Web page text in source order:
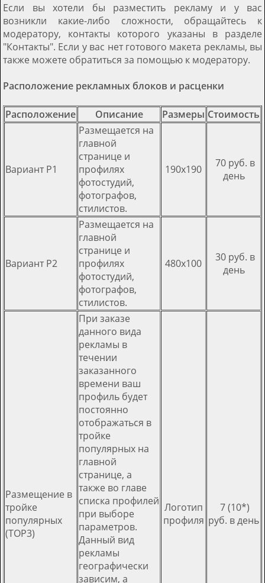
Если вы хотели бы разместить рекламу и у вас
возникли какие-либо сложности, обращайтесь к
модератору, контакты которого указаны в разделе
"Контакты". Если у вас нет готового макета рекламы, вы
также можете обратиться за помощью к модератору.
Расположение рекламных блоков и расценки
Расположение Описание Размеры Стоимость
Вариант Р1
Размещается на
главной
странице и
профилях
фотостудий,
фотографов,
стилистов.
190х190
70 руб. в
день
Вариант Р2
Размещается на
главной
странице и
профилях
фотостудий,
фотографов,
стилистов.
480х100
30 руб. в
день
Размещение в
тройке
популярных
(TOP3)
При заказе
данного вида
рекламы в
течении
заказанного
времени ваш
профиль будет
постоянно
отображаться в
тройке
популярных на
главной
странице, а
также во главе
списка профилей
при выборе
параметров.
Данный вид
рекламы
географически
зависим, а
Логотип
профиля
7 (10*)
руб. в день